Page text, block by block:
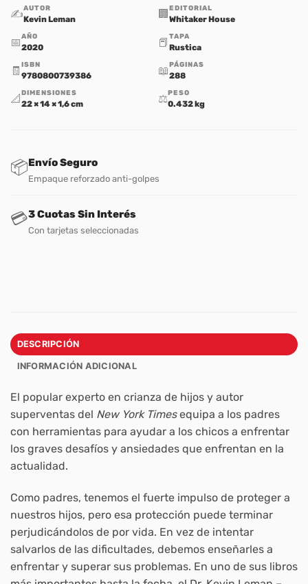
✍️AUTOR
Kevin Leman 🏢 EDITORIAL
Whitaker House
📅AÑO
2020 📕 TAPA
Rustica
🧾 ISBN
9780800739386 📖PÁGINAS
288
📐 DIMENSIONES
22 × 14 × 1,6 cm ⚖️PESO
0.432 kg
📦Envío Seguro
Empaque reforzado anti-golpes
💳3 Cuotas Sin Interés
Con tarjetas seleccionadas
DESCRIPCIÓN
INFORMACIÓN ADICIONAL
El popular experto en crianza de hijos y autor
superventas del New York Timesequipa a los padres
con herramientas para ayudar a los chicos a enfrentar
los graves desafíos y ansiedades que enfrentan en la
actualidad.
Como padres, tenemos el fuerte impulso de proteger a
nuestros hijos, pero esa protección puede terminar
perjudicándolos de por vida. En vez de intentar
salvarlos de las dificultades, debemos enseñarles a
enfrentar y superar sus problemas. En uno de sus libros